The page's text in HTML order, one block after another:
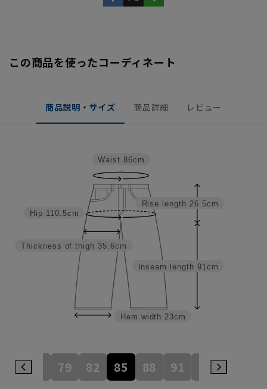
この商品を使ったコーディネート
商品説明・サイズ 商品詳細 レビュー
Inseam length 91cm
Rise length 26.5cm
Hem width 23cm
Thickness of thigh 35.6cm
Hip 110.5cm
Waist 86cm
76 79 82 85 88 91 94